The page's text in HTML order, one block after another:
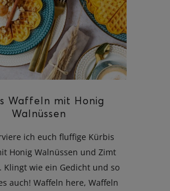
Waffeln mit Honig
Walnüssen
ich euch fluffige Kürbis
Honig Walnüssen und Zimt
Klingt wie ein Gedicht und so
auch! Waffeln here, Waffeln